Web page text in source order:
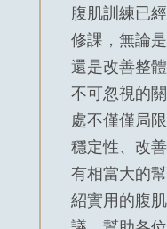
腹肌訓練已
修課，無論
還是改善整
不可忽視的
處不僅僅局
穩定性、改
有相當大的
紹實用的腹